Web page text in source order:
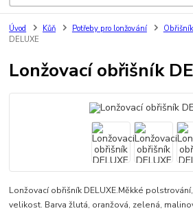
Úvod Kůň Potřeby pro lonžování
DELUXE
Lonžovací obřišník
Lonžovací obřišník DELUXE.Měkké
velikost. Barva žlutá, oranžová, zelená,